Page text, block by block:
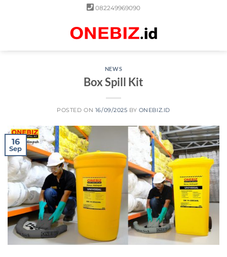
082249969090
NEWS
Box Spill Kit
POSTED ON 16/09/2025 BY ONEBIZ.ID
16
Sep